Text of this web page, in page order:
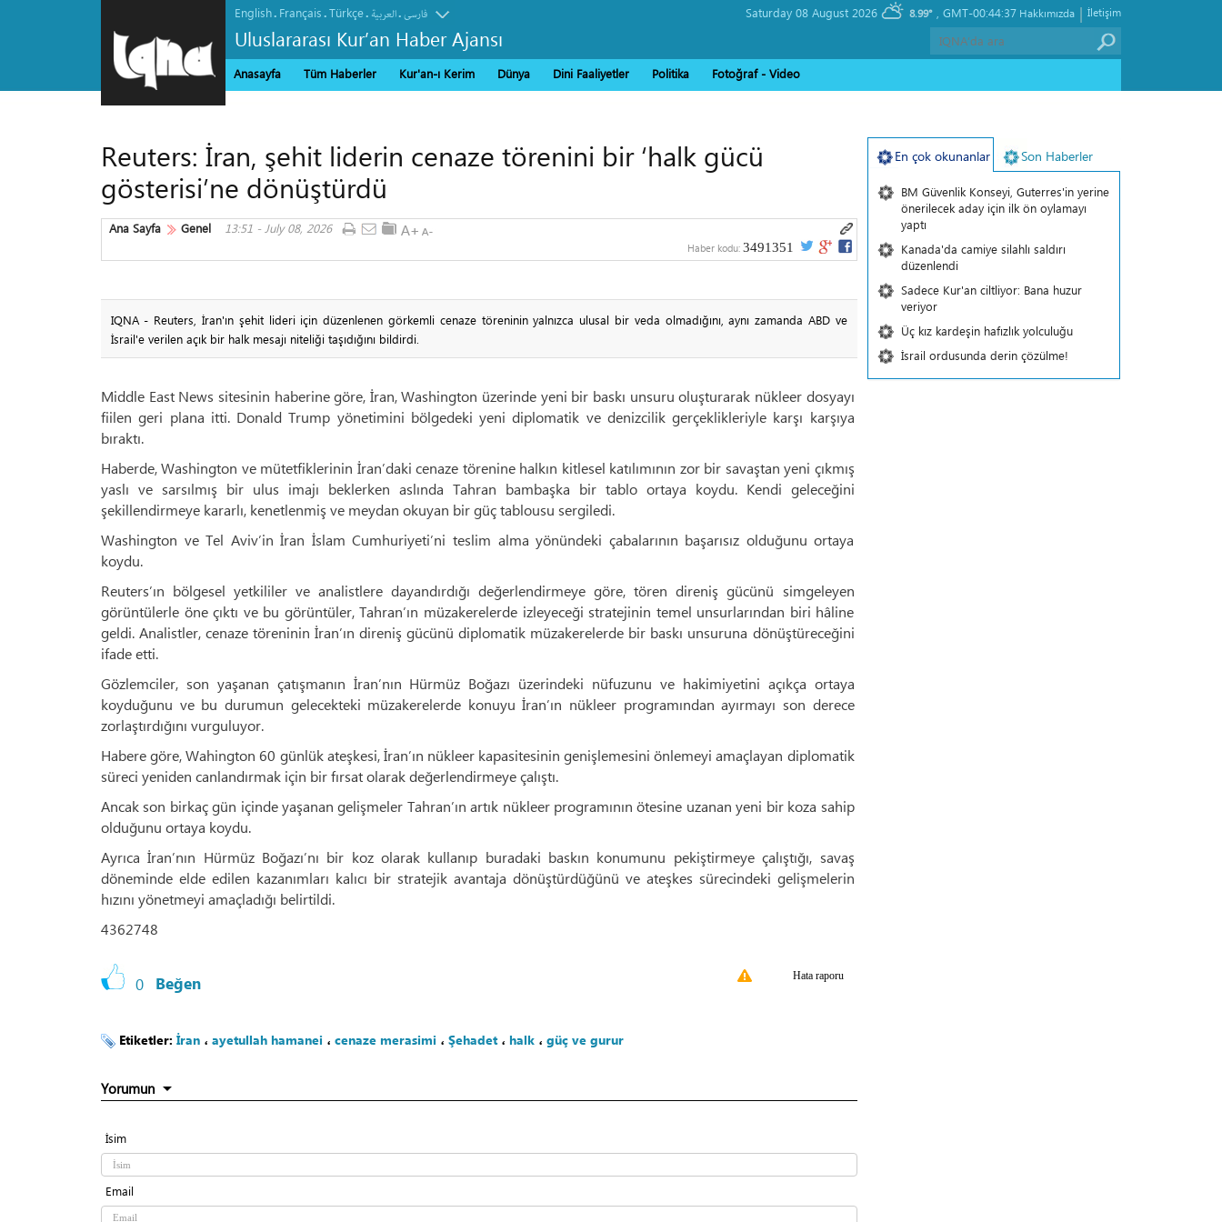
English. Français.Türkçe. العربیة.فارسی
Uluslararası Kur’an Haber Ajansı
GMT-00:44:37
8.99° İletişim
|
Hakkımızda
Anasayfa Tüm Haberler Kur'an-ı Kerim Dünya Dini Faaliyetler Politika Fotoğraf - Video
Reuters: İran, şehit liderin cenaze törenini bir ‘halk gücü
gösterisi’ne dönüştürdü
Ana Sayfa Genel 13:51 - July 08, 2026
Haber kodu: 3491351
IQNA - Reuters, İran'ın şehit lideri için düzenlenen görkemli cenaze töreninin yalnızca ulusal bir veda olmadığını, aynı zamanda ABD ve
İsrail'e verilen açık bir halk mesajı niteliği taşıdığını bildirdi.
Middle East News sitesinin haberine göre, İran, Washington üzerinde yeni bir baskı unsuru oluşturarak nükleer dosyayı
fiilen geri plana itti. Donald Trump yönetimini bölgedeki yeni diplomatik ve denizcilik gerçeklikleriyle karşı karşıya
bıraktı.
Haberde, Washington ve mütetfiklerinin İran’daki cenaze törenine halkın kitlesel katılımının zor bir savaştan yeni çıkmış
yaslı ve sarsılmış bir ulus imajı beklerken aslında Tahran bambaşka bir tablo ortaya koydu. Kendi geleceğini
şekillendirmeye kararlı, kenetlenmiş ve meydan okuyan bir güç tablousu sergiledi.
Washington ve Tel Aviv’in İran İslam Cumhuriyeti’ni teslim alma yönündeki çabalarının başarısız olduğunu ortaya
koydu.
Reuters’ın bölgesel yetkililer ve analistlere dayandırdığı değerlendirmeye göre, tören direniş gücünü simgeleyen
görüntülerle öne çıktı ve bu görüntüler, Tahran’ın müzakerelerde izleyeceği stratejinin temel unsurlarından biri hâline
geldi. Analistler, cenaze töreninin İran’ın direniş gücünü diplomatik müzakerelerde bir baskı unsuruna dönüştüreceğini
ifade etti.
Gözlemciler, son yaşanan çatışmanın İran’nın Hürmüz Boğazı üzerindeki nüfuzunu ve hakimiyetini açıkça ortaya
koyduğunu ve bu durumun gelecekteki müzakerelerde konuyu İran’ın nükleer programından ayırmayı son derece
zorlaştırdığını vurguluyor.
Habere göre, Wahington 60 günlük ateşkesi, İran’ın nükleer kapasitesinin genişlemesini önlemeyi amaçlayan diplomatik
süreci yeniden canlandırmak için bir fırsat olarak değerlendirmeye çalıştı.
Ancak son birkaç gün içinde yaşanan gelişmeler Tahran’ın artık nükleer programının ötesine uzanan yeni bir koza sahip
olduğunu ortaya koydu.
Ayrıca İran’nın Hürmüz Boğazı’nı bir koz olarak kullanıp buradaki baskın konumunu pekiştirmeye çalıştığı, savaş
döneminde elde edilen kazanımları kalıcı bir stratejik avantaja dönüştürdüğünü ve ateşkes sürecindeki gelişmelerin
hızını yönetmeyi amaçladığı belirtildi.
4362748
0 Beğen Hata raporu
Etiketler: İran ، ayetullah hamanei ، cenaze merasimi ، Şehadet، halk ، güç ve gurur
Yorumun
İsim
Email
En çok okunanlar Son Haberler
BM Güvenlik Konseyi, Guterres'in yerine
önerilecek aday için ilk ön oylamayı
yaptı
Kanada'da camiye silahlı saldırı
düzenlendi
Sadece Kur'an ciltliyor: Bana huzur
veriyor
Üç kız kardeşin hafızlık yolculuğu
İsrail ordusunda derin çözülme!